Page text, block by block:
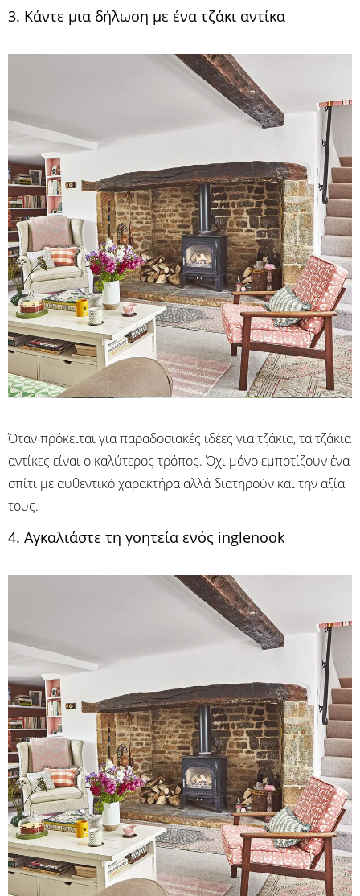
3. Κάντε μια δήλωση με ένα τζάκι αντίκα
Όταν πρόκειται για παραδοσιακές ιδέες για τζάκια, τα τζάκια
αντίκες είναι ο καλύτερος τρόπος. Όχι μόνο εμποτίζουν ένα
σπίτι με αυθεντικό χαρακτήρα αλλά διατηρούν και την αξία
τους.
4. Αγκαλιάστε τη γοητεία ενός inglenook